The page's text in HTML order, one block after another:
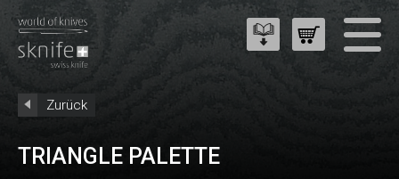
Zurück
TRIANGLE PALETTE